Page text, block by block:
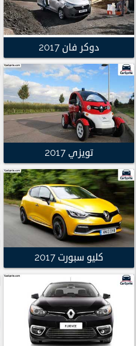
دوكر فان 2017
تويزي 2017
كليو سبورت 2017